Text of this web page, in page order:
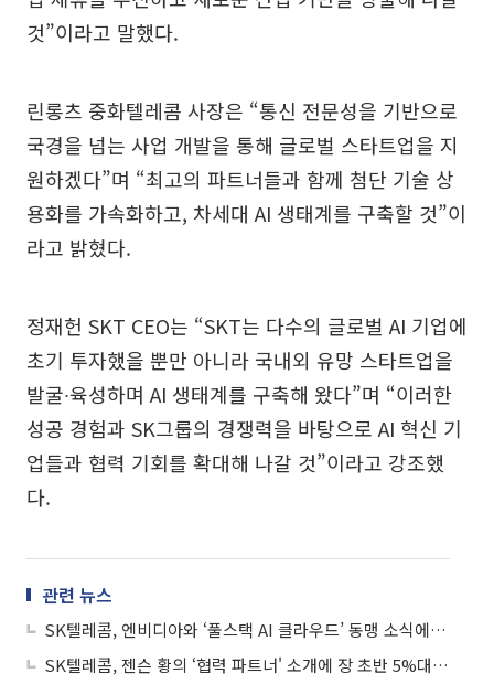
것”이라고 말했다.
린롱츠 중화텔레콤 사장은 “통신 전문성을 기반으로
국경을 넘는 사업 개발을 통해 글로벌 스타트업을 지
원하겠다”며 “최고의 파트너들과 함께 첨단 기술 상
용화를 가속화하고, 차세대 AI 생태계를 구축할 것”이
라고 밝혔다.
정재헌 SKT CEO는 “SKT는 다수의 글로벌 AI 기업에
초기 투자했을 뿐만 아니라 국내외 유망 스타트업을
발굴∙육성하며 AI 생태계를 구축해 왔다”며 “이러한
성공 경험과 SK그룹의 경쟁력을 바탕으로 AI 혁신 기
업들과 협력 기회를 확대해 나갈 것”이라고 강조했
다.
관련 뉴스
SK텔레콤, 엔비디아와 ‘풀스택 AI 클라우드’ 동맹 소식에 강세
SK텔레콤, 젠슨 황의 ‘협력 파트너' 소개에 장 초반 5%대 급등